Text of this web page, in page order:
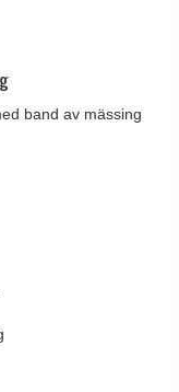
band av mässing